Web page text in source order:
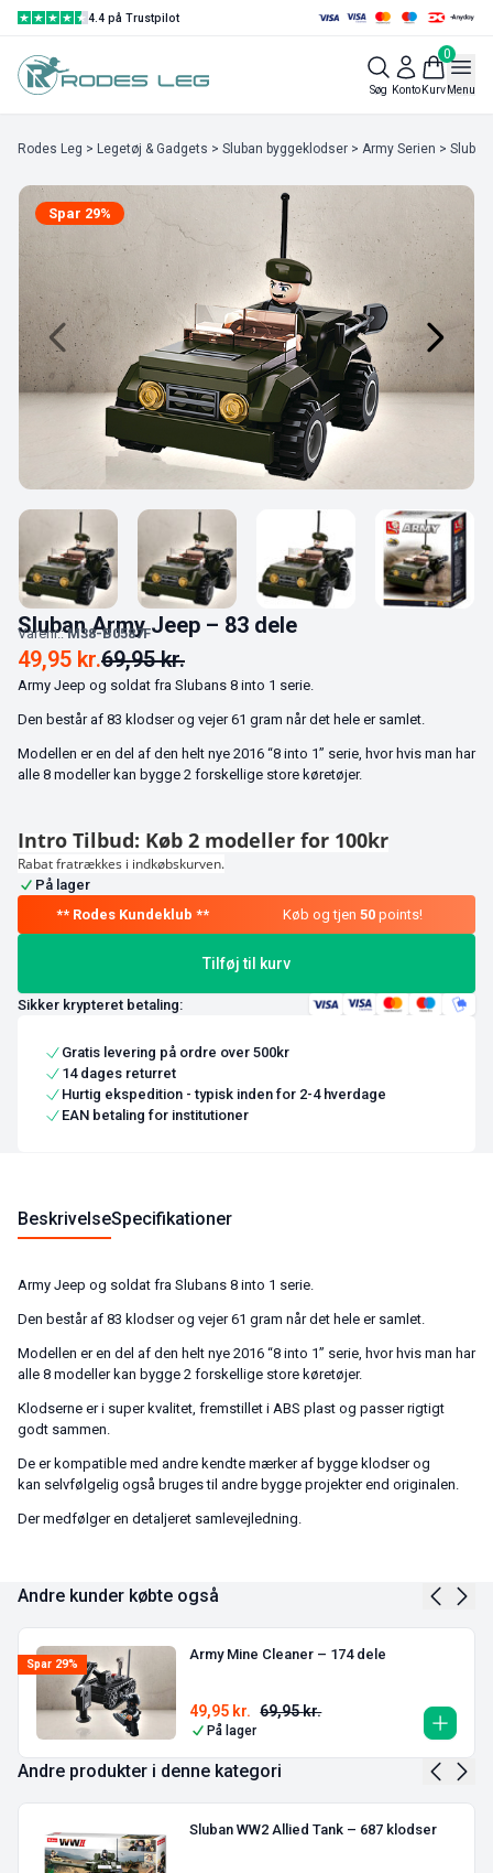
4.4 på Trustpilot
Søg Konto
0
KurvMenu
Rodes Leg > Legetøj & Gadgets > Sluban byggeklodser > Army Serien >
Spar 29%
Sluban Army Jeep – 83 dele
Varenr.:M38-B0587F
69,95kr.
49,95 kr.
Army Jeep og soldat fra Slubans 8 into 1 serie.
Den består af 83 klodser og vejer 61 gram når det hele er samlet.
Modellen er en del af den helt nye 2016 “8 into 1” serie, hvor hvis man har
alle 8 modeller kan bygge 2 forskellige store køretøjer.
Intro Tilbud: Køb 2 modeller for 100kr
Rabat fratrækkes i indkøbskurven.
På lager
Køb og tjen 50points!
Tilføj til kurv
Sikker krypteret betaling:
Gratis levering på ordre over 500kr
14 dages returret
Hurtig ekspedition - typisk inden for 2-4 hverdage
EAN betaling for institutioner
BeskrivelseSpecifikationer
Army Jeep og soldat fra Slubans 8 into 1 serie.
Den består af 83 klodser og vejer 61 gram når det hele er samlet.
Modellen er en del af den helt nye 2016 “8 into 1” serie, hvor hvis man har
alle 8 modeller kan bygge 2 forskellige store køretøjer.
Klodserne er i super kvalitet, fremstillet i ABS plast og passer rigtigt
godt sammen.
De er kompatible med andre kendte mærker af bygge klodser og
kan selvfølgelig også bruges til andre bygge projekter end originalen.
Der medfølger en detaljeret samlevejledning.
Andre kunder købte også
Spar 29%
Army Mine Cleaner – 174 dele
69,95kr.
49,95 kr.
På lager
Andre produkter i denne kategori
Sluban WW2 Allied Tank – 687 klodser